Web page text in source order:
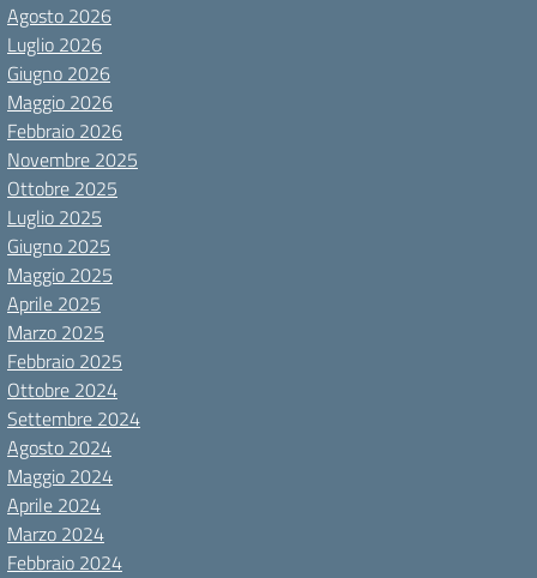
Agosto 2026
Luglio 2026
Giugno 2026
Maggio 2026
Febbraio 2026
Novembre 2025
Ottobre 2025
Luglio 2025
Giugno 2025
Maggio 2025
Aprile 2025
Marzo 2025
Febbraio 2025
Ottobre 2024
Settembre 2024
Agosto 2024
Maggio 2024
Aprile 2024
Marzo 2024
Febbraio 2024